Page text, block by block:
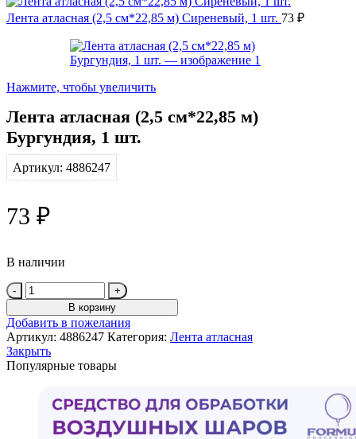
Лента атласная (2,5 см*22,85 м) Сиреневый, 1 шт. 73 ₽
Нажмите, чтобы увеличить
Лента атласная (2,5 см*22,85 м)
Бургундия, 1 шт.
Артикул: 4886247
73 ₽
В наличии
Количество
товара
Лента
атласная
(2,5
см*22,85
м)
В корзину
Добавить в пожелания
Артикул: 4886247 Категория: Лента атласная
Закрыть
Популярные товары